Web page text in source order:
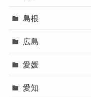
島根
広島
愛媛
愛知